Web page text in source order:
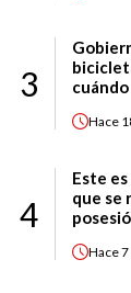
3
Hace
4
Este
que se
Hace7